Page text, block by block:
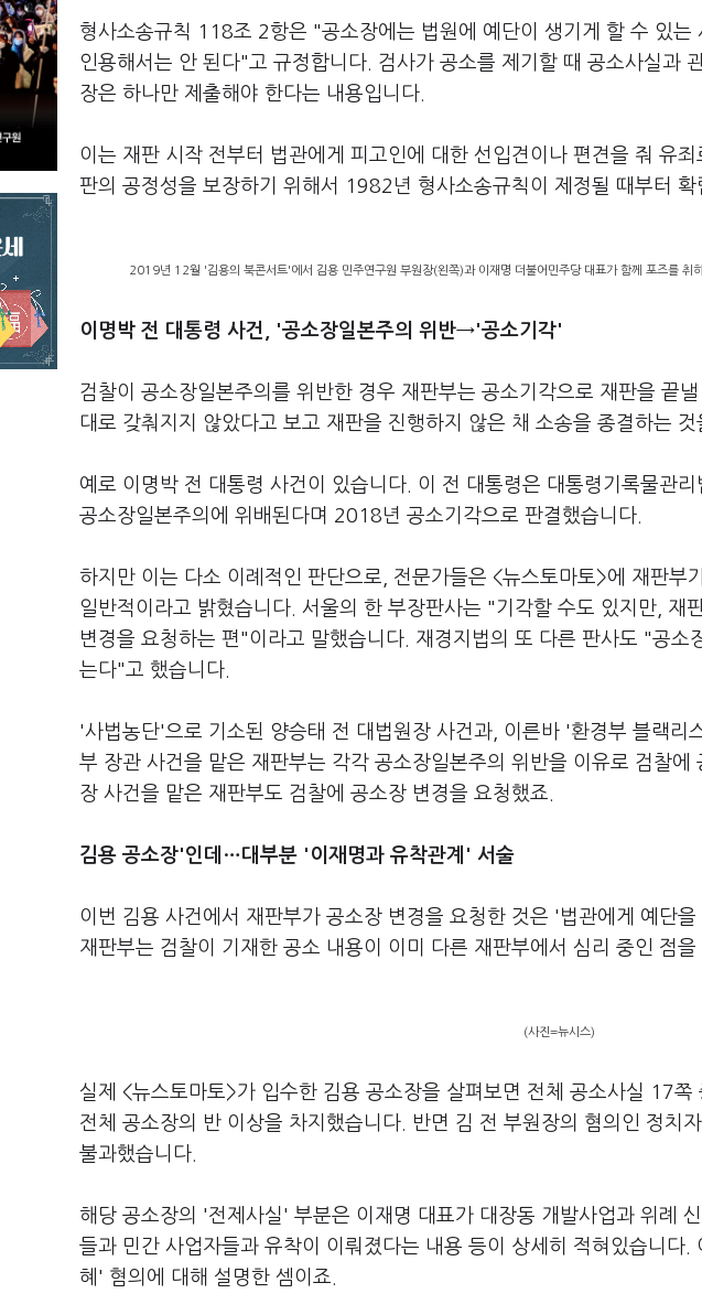
형사소송규칙 118조 2항은 "공소장에는 법원에 예단이 생기게 할 수 있는
인용해서는 안 된다"고 규정합니다. 검사가 공소를 제기할 때 공소사실과
장은 하나만 제출해야 한다는 내용입니다.
이는 재판 시작 전부터 법관에게 피고인에 대한 선입견이나 편견을 줘 유
판의 공정성을 보장하기 위해서 1982년 형사소송규칙이 제정될 때부터 확
2019년 12월 '김용의 북콘서트'에서 김용 민주연구원 부원장(왼쪽)과 이재명 더불어민주당 대표가 함께 포즈를 취
이명박 전 대통령 사건, '공소장일본주의 위반→'공소기각'
검찰이 공소장일본주의를 위반한 경우 재판부는 공소기각으로 재판을 끝
대로 갖춰지지 않았다고 보고 재판을 진행하지 않은 채 소송을 종결하는 것
예로 이명박 전 대통령 사건이 있습니다. 이 전 대통령은 대통령기록물관
공소장일본주의에 위배된다며 2018년 공소기각으로 판결했습니다.
하지만 이는 다소 이례적인 판단으로, 전문가들은 <뉴스토마토>에 재판부
일반적이라고 밝혔습니다. 서울의 한 부장판사는 "기각할 수도 있지만, 재
변경을 요청하는 편"이라고 말했습니다. 재경지법의 또 다른 판사도 "공소
는다"고 했습니다.
'사법농단'으로 기소된 양승태 전 대법원장 사건과, 이른바 '환경부 블랙리
부 장관 사건을 맡은 재판부는 각각 공소장일본주의 위반을 이유로 검찰에
장 사건을 맡은 재판부도 검찰에 공소장 변경을 요청했죠.
김용 공소장'인데…대부분 '이재명과 유착관계' 서술
이번 김용 사건에서 재판부가 공소장 변경을 요청한 것은 '법관에게 예단
재판부는 검찰이 기재한 공소 내용이 이미 다른 재판부에서 심리 중인 점을
(사진=뉴시스)
실제 <뉴스토마토>가 입수한 김용 공소장을 살펴보면 전체 공소사실 17
전체 공소장의 반 이상을 차지했습니다. 반면 김 전 부원장의 혐의인 정치
불과했습니다.
해당 공소장의 '전제사실' 부분은 이재명 대표가 대장동 개발사업과 위례
들과 민간 사업자들과 유착이 이뤄졌다는 내용 등이 상세히 적혀있습니다
혜' 혐의에 대해 설명한 셈이죠.